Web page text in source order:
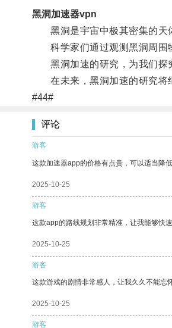
黑洞加速器vpn
黑洞是宇宙中极其密集的天体
科学家们通过观测黑洞周围物
黑洞加速的研究，为我们探
在未来，黑洞加速的研究将继
#44#
评论
游客
这款加速器app的价格有点贵，可以适当降
2025-10-25
游客
这款app的路线规划非常精准，让我能够快速
2025-10-25
游客
这款游戏的剧情非常感人，让我久久不能忘怀
2025-10-25
游客